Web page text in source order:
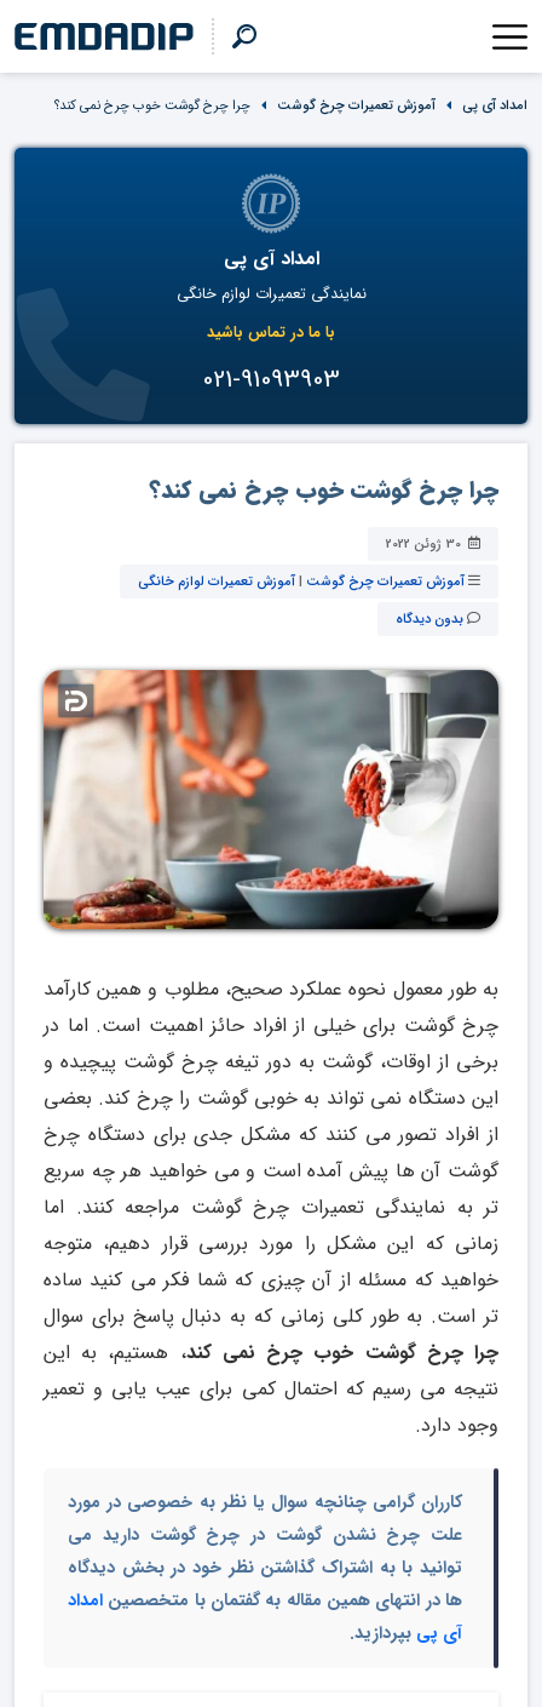
امداد آی پی آموزش تعمیرات چرخ گوشت چرا چرخ گوشت خوب چرخ نمی کند؟
امداد آی پی
نمایندگی تعمیرات لوازم خانگی
با ما در تماس باشید
021-91093903
چرا چرخ گوشت خوب چرخ نمی کند؟
آموزش تعمیرات چرخ گوشت |آموزش تعمیرات لوازم خانگی
بدون دیدگاه
به طور معمول نحوه عملکرد صحیح، مطلوب و همین کارآمد
چرخ گوشت برای خیلی از افراد حائز اهمیت است. اما در
برخی از اوقات، گوشت به دور تیغه چرخ گوشت پیچیده و
این دستگاه نمی تواند به خوبی گوشت را چرخ کند. بعضی
از افراد تصور می کنند که مشکل جدی برای دستگاه چرخ
گوشت آن ها پیش آمده است و می خواهید هر چه سریع
تر به نمایندگی تعمیرات چرخ گوشت مراجعه کنند. اما
زمانی که این مشکل را مورد بررسی قرار دهیم، متوجه
خواهید که مسئله از آن چیزی که شما فکر می کنید ساده
تر است. به طور کلی زمانی که به دنبال پاسخ برای سوال
چرا چرخ گوشت خوب چرخ نمی کند، هستیم، به این
نتیجه می رسیم که احتمال کمی برای عیب یابی و تعمیر
وجود دارد.
کارران گرامی چنانچه سوال یا نظر به خصوصی در مورد
علت چرخ نشدن گوشت در چرخ گوشت دارید می
توانید با به اشتراک گذاشتن نظر خود در بخش دیدگاه
ها در انتهای همین مقاله به گفتمان با متخصصین امداد
آی پی بپردازید.